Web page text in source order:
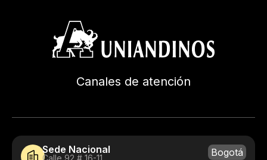
Canales de atención
Sede Nacional
Calle 92 # 16-11 Bogotá